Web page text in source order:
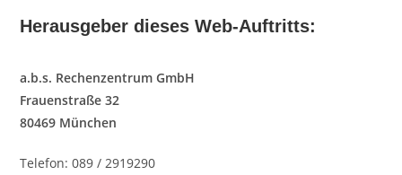
Herausgeber dieses Web-Auftritts:
a.b.s. Rechenzentrum GmbH
Frauenstraße 32
80469 München
Telefon: 089 / 2919290